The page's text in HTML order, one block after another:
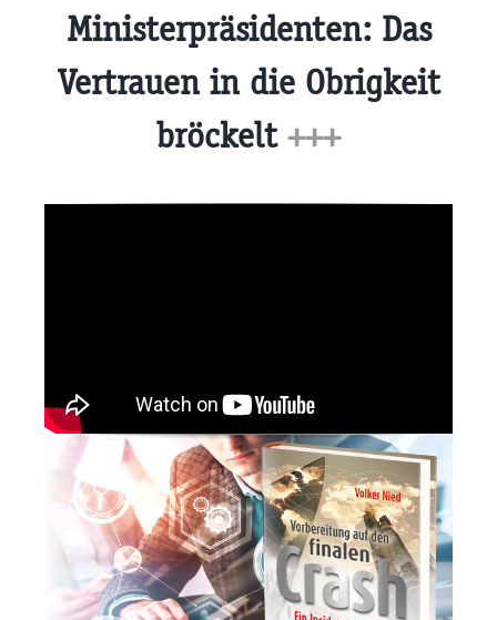
Ministerpräsidenten: Das
Vertrauen in die Obrigkeit
bröckelt +++